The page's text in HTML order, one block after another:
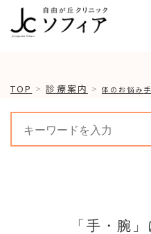
TOP 診療案内 体のお悩み
「手・腕